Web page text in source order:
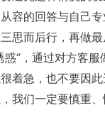
容的回答与自己
思而后行，再做
”，通过对方客
着急，也不要因
我们一定要慎重、